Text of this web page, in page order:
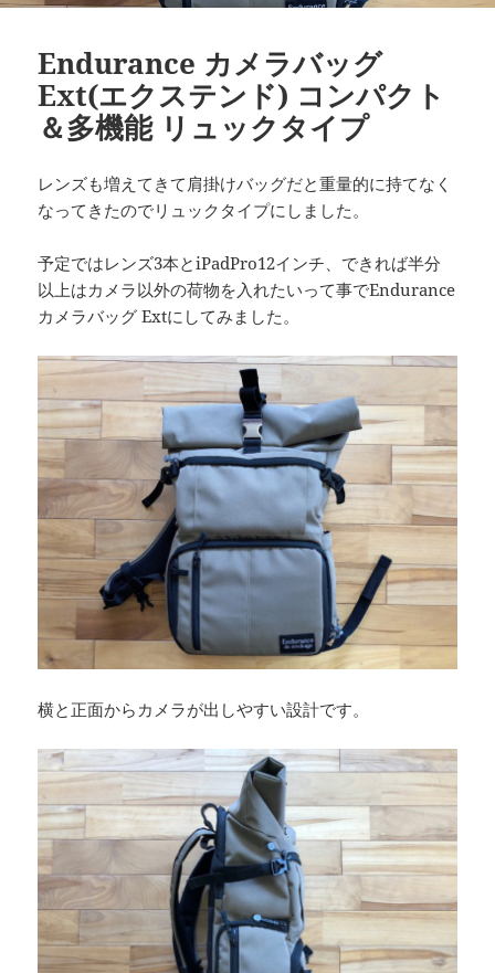
Endurance カメラバッグ
Ext(エクステンド) コンパクト
＆多機能 リュックタイプ
レンズも増えてきて肩掛けバッグだと重量的に持てなく
なってきたのでリュックタイプにしました。
予定ではレンズ3本とiPadPro12インチ、できれば半分
以上はカメラ以外の荷物を入れたいって事でEndurance
カメラバッグ Extにしてみました。
横と正面からカメラが出しやすい設計です。